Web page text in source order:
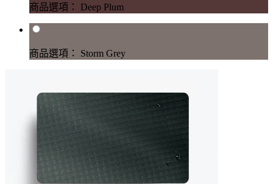
商品選項： Deep Plum
商品選項： Storm Grey